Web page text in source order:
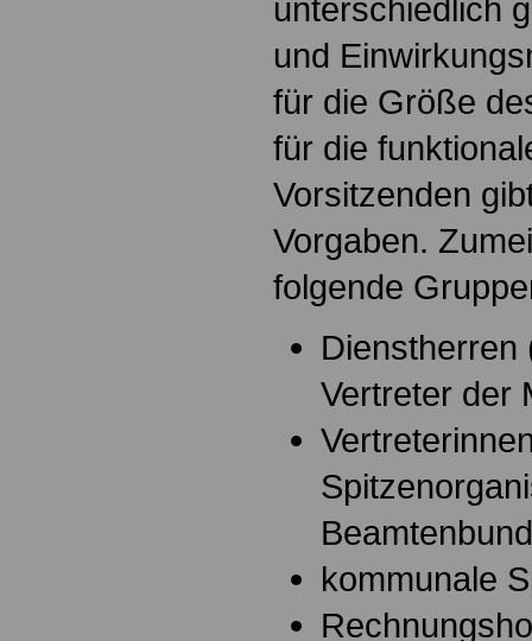
unterschiedlich
und
für die Größe
für die
Vorsitzenden
Vorgaben.
folgende
Dienstherren
Vertreter der
kommunale